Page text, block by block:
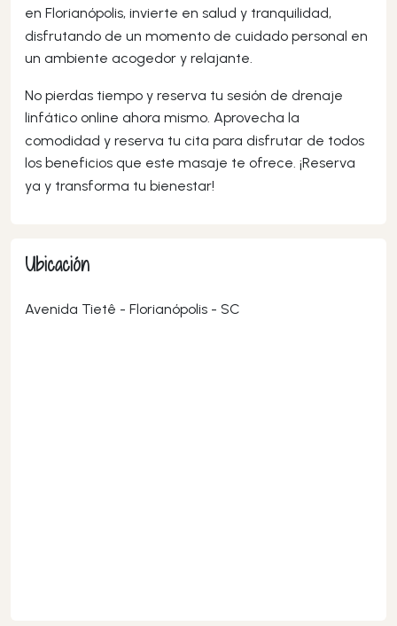
en Florianópolis, invierte en salud y tranquilidad,
disfrutando de un momento de cuidado personal en
un ambiente acogedor y relajante.
No pierdas tiempo y reserva tu sesión de drenaje
linfático online ahora mismo. Aprovecha la
comodidad y reserva tu cita para disfrutar de todos
los beneficios que este masaje te ofrece. ¡Reserva
ya y transforma tu bienestar!
Ubicación
Avenida Tietê - Florianópolis - SC